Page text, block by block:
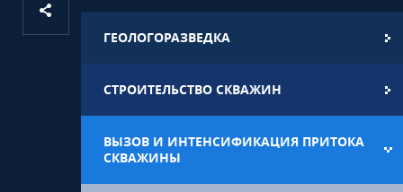
ГЕОЛОГОРАЗВЕДКА
СТРОИТЕЛЬСТВО СКВАЖИН
ВЫЗОВ И ИНТЕНСИФИКАЦИЯ ПРИТОКА
СКВАЖИНЫ